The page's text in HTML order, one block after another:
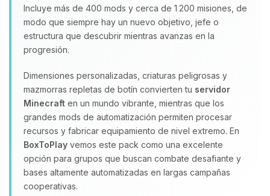
Incluye más de 400 mods y cerca de 1 200 misiones, de
modo que siempre hay un nuevo objetivo, jefe o
estructura que descubrir mientras avanzas en la
progresión.
Dimensiones personalizadas, criaturas peligrosas y
mazmorras repletas de botín convierten tu servidor
Minecraft en un mundo vibrante, mientras que los
grandes mods de automatización permiten procesar
recursos y fabricar equipamiento de nivel extremo. En
BoxToPlay vemos este pack como una excelente
opción para grupos que buscan combate desafiante y
bases altamente automatizadas en largas campañas
cooperativas.